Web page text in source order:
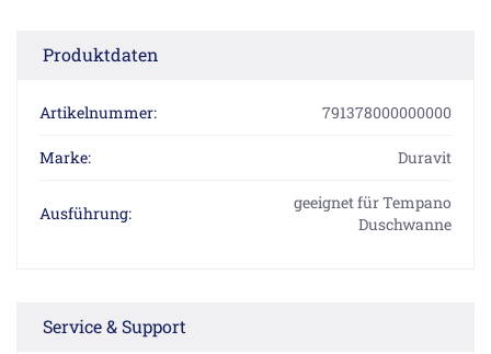
Produktdaten
Artikelnummer: 791378000000000
Marke: Duravit
Ausführung:
geeignet für Tempano
Duschwanne
Service & Support